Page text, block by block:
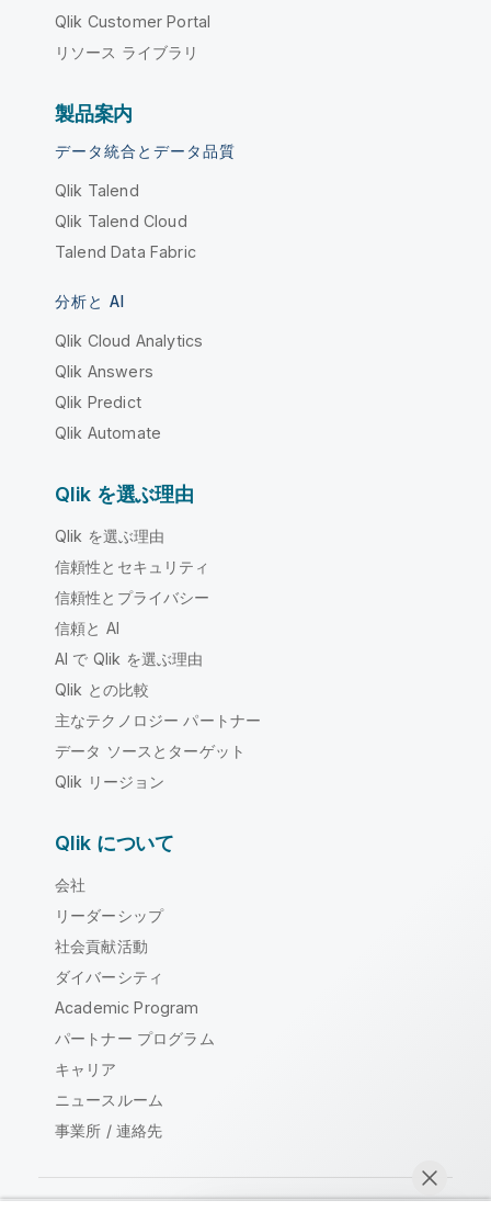
Qlik Customer Portal
リソース ライブラリ
製品案内
データ統合とデータ品質
Qlik Talend
Qlik Talend Cloud
Talend Data Fabric
分析と AI
Qlik Cloud Analytics
Qlik Answers
Qlik Predict
Qlik Automate
Qlik を選ぶ理由
Qlik を選ぶ理由
信頼性とセキュリティ
信頼性とプライバシー
信頼と AI
AI で Qlik を選ぶ理由
Qlik との比較
主なテクノロジー パートナー
データ ソースとターゲット
Qlik リージョン
Qlik について
会社
リーダーシップ
社会貢献活動
ダイバーシティ
Academic Program
パートナー プログラム
キャリア
ニュースルーム
事業所 / 連絡先